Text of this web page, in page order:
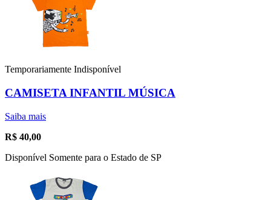
Temporariamente Indisponível
CAMISETA INFANTIL MÚSICA
Saiba mais
R$ 40,00
Disponível Somente para o Estado de SP